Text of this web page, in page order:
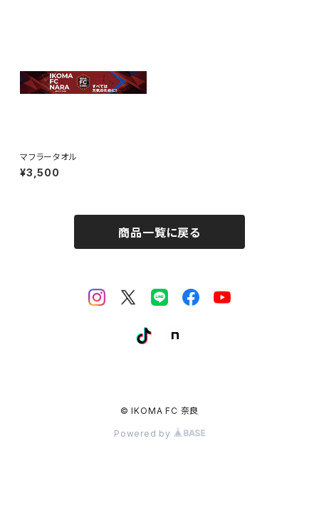
マフラータオル
¥3,500
商品一覧に戻る
© IKOMA FC 奈良
Powered by